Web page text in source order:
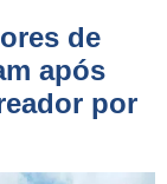
de
após
por